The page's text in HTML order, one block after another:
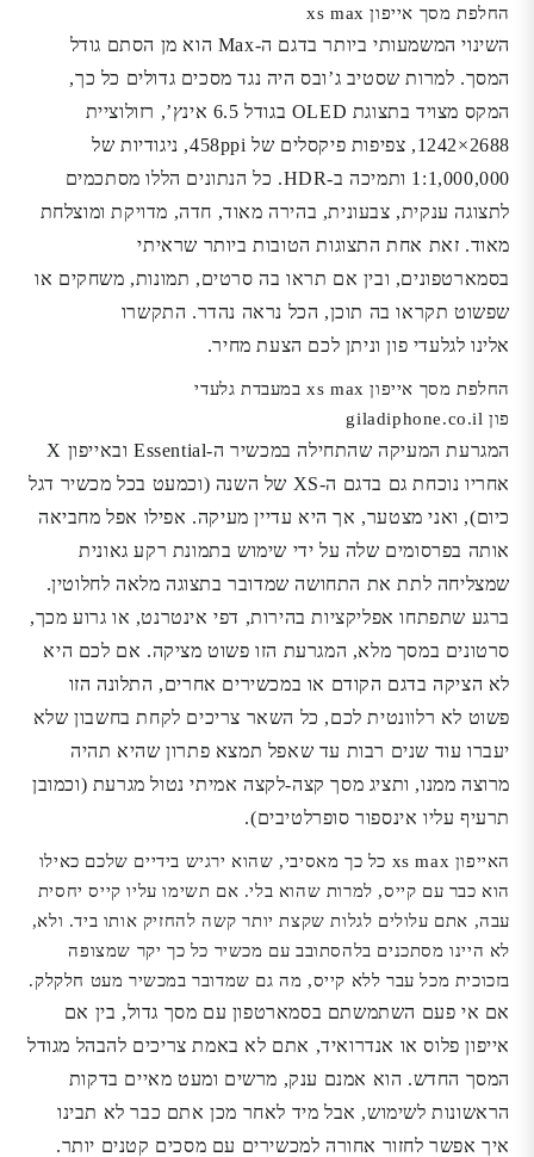
החלפת מסך אייפון xs max
השינוי המשמעותי ביותר בדגם ה-Max הוא מן הסתם גודל
המסך. למרות שסטיב ג’ובס היה נגד מסכים גדולים כל כך,
המקס מצויד בתצוגת OLED בגודל 6.5 אינץ’, רזולוציית
2688×1242, צפיפות פיקסלים של 458ppi, ניגודיות של
1:1,000,000 ותמיכה ב-HDR. כל הנתונים הללו מסתכמים
לתצוגה ענקית, צבעונית, בהירה מאוד, חדה, מדויקת ומוצלחת
מאוד. זאת אחת התצוגות הטובות ביותר שראיתי
בסמארטפונים, ובין אם תראו בה סרטים, תמונות, משחקים או
שפשוט תקראו בה תוכן, הכל נראה נהדר. התקשרו
אלינו לגלעדי פון וניתן לכם הצעת מחיר.
החלפת מסך אייפון xs max במעבדת גלעדי
פון giladiphone.co.il
המגרעת המעיקה שהתחילה במכשיר ה-Essential ובאייפון X
אחריו נוכחת גם בדגם ה-XS של השנה (וכמעט בכל מכשיר דגל
כיום), ואני מצטער, אך היא עדיין מעיקה. אפילו אפל מחביאה
אותה בפרסומים שלה על ידי שימוש בתמונת רקע גאונית
שמצליחה לתת את התחושה שמדובר בתצוגה מלאה לחלוטין.
ברגע שתפתחו אפליקציות בהירות, דפי אינטרנט, או גרוע מכך,
סרטונים במסך מלא, המגרעת הזו פשוט מציקה. אם לכם היא
לא הציקה בדגם הקודם או במכשירים אחרים, התלונה הזו
פשוט לא רלוונטית לכם, כל השאר צריכים לקחת בחשבון שלא
יעברו עוד שנים רבות עד שאפל תמצא פתרון שהיא תהיה
מרוצה ממנו, ותציג מסך קצה-לקצה אמיתי נטול מגרעת (וכמובן
תרעיף עליו אינספור סופרלטיבים).
האייפון xs max כל כך מאסיבי, שהוא ירגיש בידיים שלכם כאילו
הוא כבר עם קייס, למרות שהוא בלי. אם תשימו עליו קייס יחסית
עבה, אתם עלולים לגלות שקצת יותר קשה להחזיק אותו ביד. ולא,
לא היינו מסתכנים בלהסתובב עם מכשיר כל כך יקר שמצופה
בזכוכית מכל עבר ללא קייס, מה גם שמדובר במכשיר מעט חלקלק.
אם אי פעם השתמשתם בסמארטפון עם מסך גדול, בין אם
אייפון פלוס או אנדרואיד, אתם לא באמת צריכים להבהל מגודל
המסך החדש. הוא אמנם ענק, מרשים ומעט מאיים בדקות
הראשונות לשימוש, אבל מיד לאחר מכן אתם כבר לא תבינו
איך אפשר לחזור אחורה למכשירים עם מסכים קטנים יותר.